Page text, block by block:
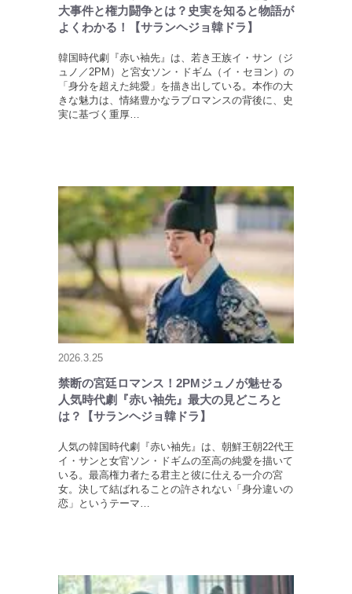
大事件と権力闘争とは？史実を知ると物語が
よくわかる！【サランヘジョ韓ドラ】
韓国時代劇『赤い袖先』は、若き王族イ・サン（ジ
ュノ／2PM）と宮女ソン・ドギム（イ・セヨン）の
「身分を超えた純愛」を描き出している。本作の大
きな魅力は、情緒豊かなラブロマンスの背後に、史
実に基づく重厚…
2026.3.25
禁断の宮廷ロマンス！2PMジュノが魅せる
人気時代劇『赤い袖先』最大の見どころと
は？【サランヘジョ韓ドラ】
人気の韓国時代劇『赤い袖先』は、朝鮮王朝22代王
イ・サンと女官ソン・ドギムの至高の純愛を描いて
いる。最高権力者たる君主と彼に仕える一介の宮
女。決して結ばれることの許されない「身分違いの
恋」というテーマ…